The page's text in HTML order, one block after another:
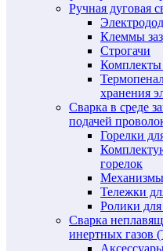
Ручная дуговая
Клеммы
Строгачи
Комплекты
хранения
Сварка в среде
подачей
Горелки
горелок
Механизмы
Тележки
Ролики
Сварка
инертных газов